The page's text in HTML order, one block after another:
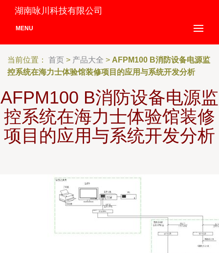
湖南咏川科技有限公司
MENU
当前位置： 首页 > 产品大全 > AFPM100 B消防设备电源监
控系统在海力士体验馆装修项目的应用与系统开发分析
AFPM100 B消防设备电源监
控系统在海力士体验馆装修
项目的应用与系统开发分析